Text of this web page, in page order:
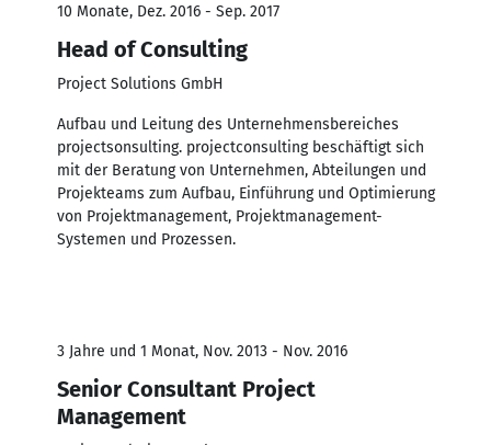
10 Monate, Dez. 2016 - Sep. 2017
Head of Consulting
Project Solutions GmbH
Aufbau und Leitung des Unternehmensbereiches
projectsonsulting. projectconsulting beschäftigt sich
mit der Beratung von Unternehmen, Abteilungen und
Projekteams zum Aufbau, Einführung und Optimierung
von Projektmanagement, Projektmanagement-
Systemen und Prozessen.
3 Jahre und 1 Monat, Nov. 2013 - Nov. 2016
Senior Consultant Project
Management